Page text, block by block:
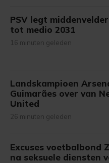
PSV legt
tot medio 2031
16 minuten geleden
Landskampioen
Guimarães over van
United
26 minuten geleden
Excuses voetbalbond
na seksuele diensten